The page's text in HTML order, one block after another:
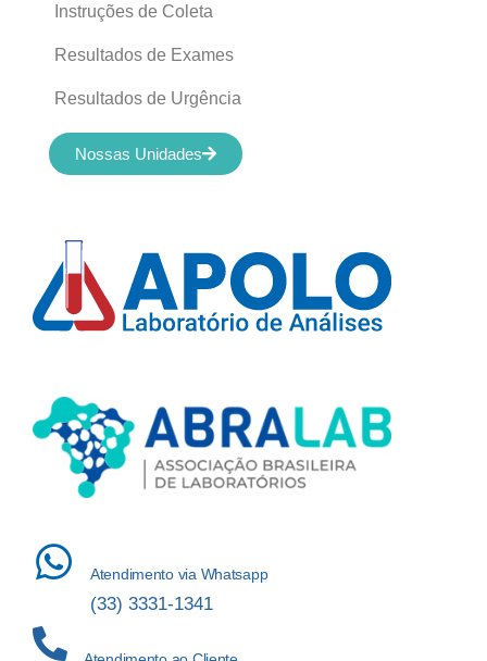
Atendimento via Whatsapp
(33) 3331-1341
Instruções de Coleta
Resultados de Exames
Resultados de Urgência
Nossas Unidades